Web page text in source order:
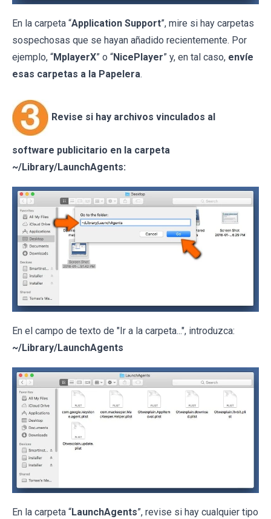
En la carpeta “Application Support”, mire si hay carpetas
sospechosas que se hayan añadido recientemente. Por
ejemplo, “MplayerX” o “NicePlayer” y, en tal caso, envíe
esas carpetas a la Papelera.
Revise si hay archivos vinculados al
software publicitario en la carpeta
~/Library/LaunchAgents:
En el campo de texto de "Ir a la carpeta...", introduzca:
~/Library/LaunchAgents
En la carpeta “LaunchAgents”, revise si hay cualquier tipo